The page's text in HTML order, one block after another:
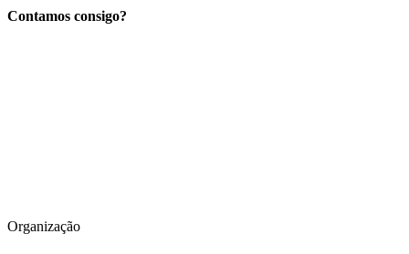
Contamos consigo?
Organização